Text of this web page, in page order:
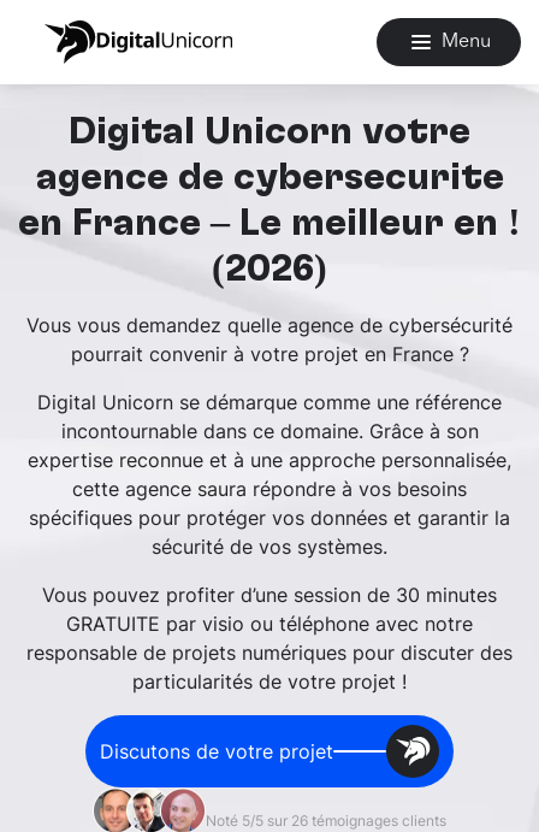
Menu
Digital Unicorn votre
agence de cybersécurité
en France – Le meilleur en !
(2026)
Vous vous demandez quelle agence de cybersécurité
pourrait convenir à votre projet en France ?
Digital Unicorn se démarque comme une référence
incontournable dans ce domaine. Grâce à son
expertise reconnue et à une approche personnalisée,
cette agence saura répondre à vos besoins
spécifiques pour protéger vos données et garantir la
sécurité de vos systèmes.
Vous pouvez profiter d’une session de 30 minutes
GRATUITE par visio ou téléphone avec notre
responsable de projets numériques pour discuter des
particularités de votre projet !
Discutons de votre projet
Noté 5/5 sur 26 témoignages clients